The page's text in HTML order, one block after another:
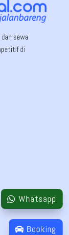
sewa
di
Whatsapp
Booking